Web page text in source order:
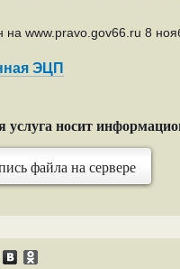
на www.pravo.gov66.ru 8
ЭЦП
услуга носит
файла на сервере